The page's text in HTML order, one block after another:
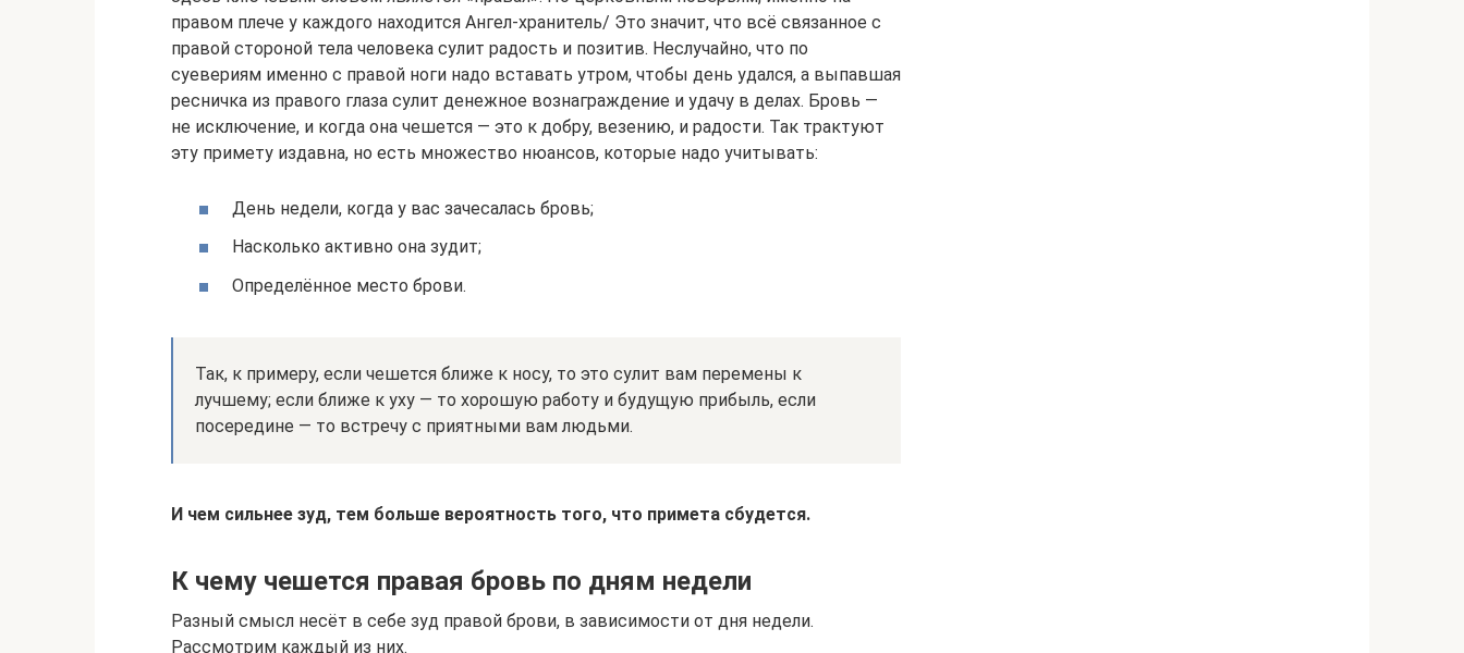
правом плече у каждого находится Ангел-хранитель/ Это значит, что всё связанное с
правой стороной тела человека сулит радость и позитив. Неслучайно, что по
суевериям именно с правой ноги надо вставать утром, чтобы день удался, а выпавшая
ресничка из правого глаза сулит денежное вознаграждение и удачу в делах. Бровь —
не исключение, и когда она чешется — это к добру, везению, и радости. Так трактуют
эту примету издавна, но есть множество нюансов, которые надо учитывать:
День недели, когда у вас зачесалась бровь;
Насколько активно она зудит;
Определённое место брови.
Так, к примеру, если чешется ближе к носу, то это сулит вам перемены к
лучшему; если ближе к уху — то хорошую работу и будущую прибыль, если
посередине — то встречу с приятными вам людьми.
И чем сильнее зуд, тем больше вероятность того, что примета сбудется.
К чему чешется правая бровь по дням недели
Разный смысл несёт в себе зуд правой брови, в зависимости от дня недели.
Рассмотрим каждый из них.